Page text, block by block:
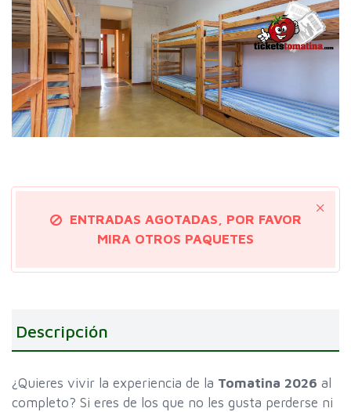
ENTRADAS AGOTADAS, POR FAVOR
MIRA OTROS PAQUETES
Descripción
¿Quieres vivir la experiencia de la Tomatina 2026 al
completo? Si eres de los que no les gusta perderse ni